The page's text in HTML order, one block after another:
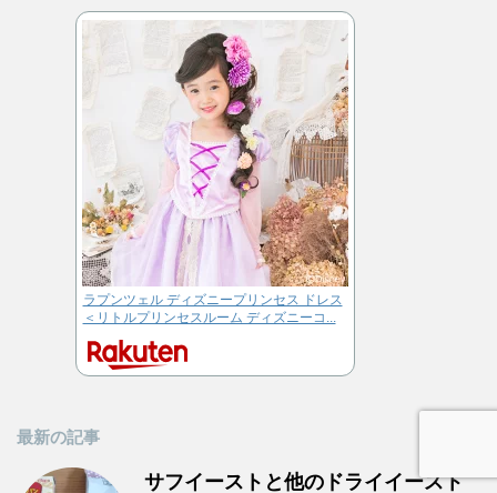
ラプンツェル ディズニープリンセス ドレス
＜リトルプリンセスルーム ディズニーコ...
最新の記事
サフイーストと他のドライイースト